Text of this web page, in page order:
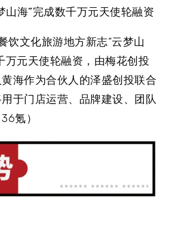
山海”完成数千万元天使轮融资
饮文化旅游地方新志“云梦山
万元天使轮融资，由梅花创投
海作为合伙人的泽盛创投联合
于门店运营、品牌建设、团队
氪）